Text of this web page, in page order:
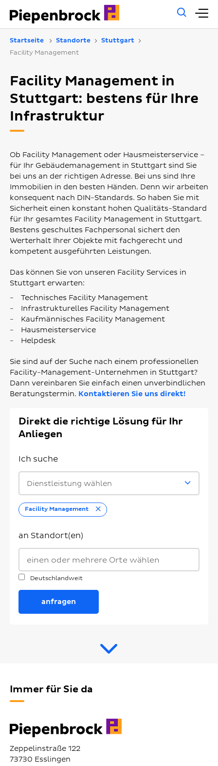
Startseite Standorte
Stuttgart
Facility Management
Facility Management in
Stuttgart: bestens für Ihre
Infrastruktur
Ob Facility Management oder Hausmeisterservice –
für Ihr Gebäudemanagement in Stuttgart sind Sie
bei uns an der richtigen Adresse. Bei uns sind Ihre
Immobilien in den besten Händen. Denn wir arbeiten
konsequent nach DIN-Standards. So haben Sie mit
Sicherheit einen konstant hohen Qualitäts-Standard
für Ihr gesamtes Facility Management in Stuttgart.
Bestens geschultes Fachpersonal sichert den
Werterhalt Ihrer Objekte mit fachgerecht und
kompetent ausgeführten Leistungen.
Das können Sie von unseren Facility Services in
Stuttgart erwarten:
Technisches Facility Management
Infrastrukturelles Facility Management
Kaufmännisches Facility Management
Hausmeisterservice
Helpdesk
Sie sind auf der Suche nach einem professionellen
Facility-Management-Unternehmen in Stuttgart?
Dann vereinbaren Sie einfach einen unverbindlichen
Beratungstermin. Kontaktieren Sie uns direkt!
Direkt die richtige Lösung für Ihr
Anliegen
Ich suche
Dienstleistung wählen
Facility Management Entfernen
an Standort(en)
Deutschlandweit
anfragen
Immer für Sie da
Zeppelinstraße 122
73730 Esslingen